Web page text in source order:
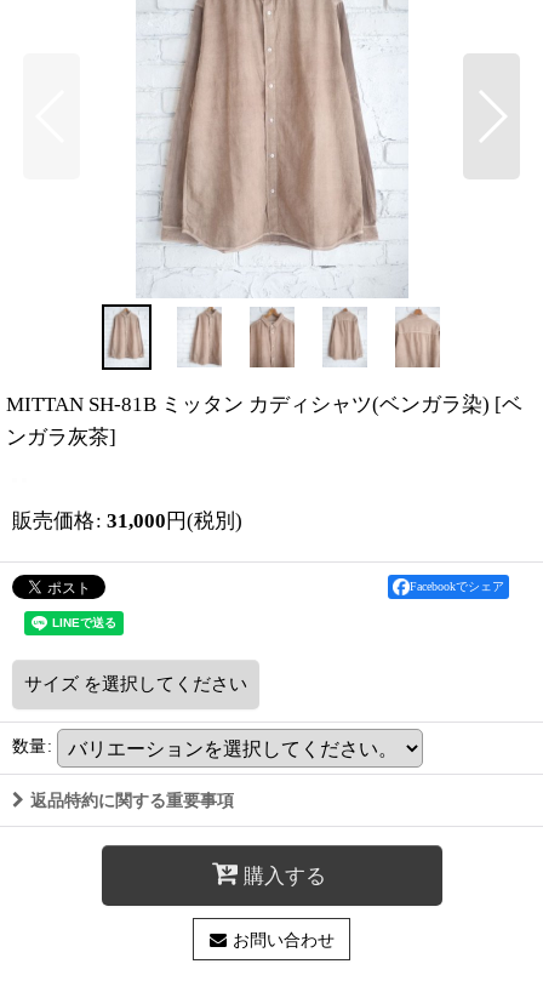
MITTAN SH-81B ミッタン カディシャツ(ベンガラ染) [ベ
ンガラ灰茶]
販売価格: 31,000 円(税別)
Facebookでシェア
サイズ を選択してください
数量:
返品特約に関する重要事項
購入する
お問い合わせ